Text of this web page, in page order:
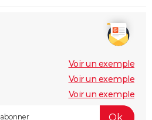
Voir un exemple
Voir un exemple
Voir un exemple